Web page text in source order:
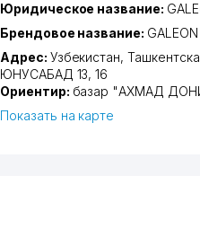
Юридическое название:
Брендовое название:
Адрес: Узбекистан,
ЮНУСАБАД 13, 16
Ориентир: базар "АХМАД
Показать на карте